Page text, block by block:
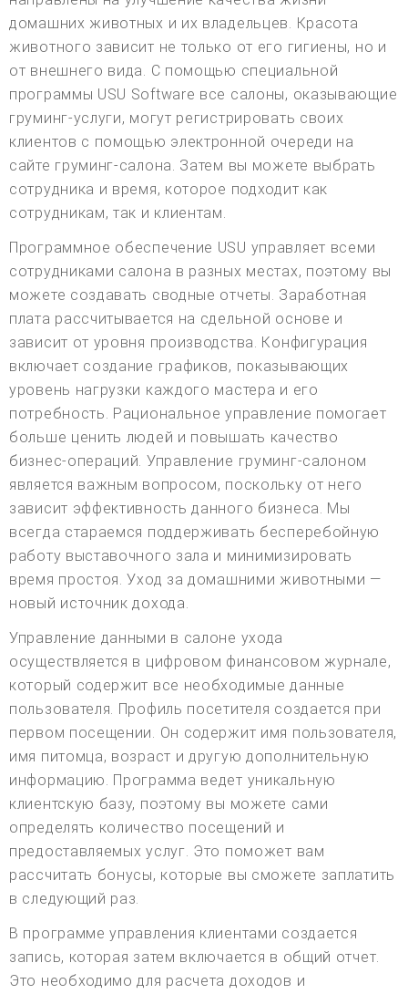
домашних животных и их владельцев. Красота
животного зависит не только от его гигиены, но и
от внешнего вида. С помощью специальной
программы USU Software все салоны, оказывающие
груминг-услуги, могут регистрировать своих
клиентов с помощью электронной очереди на
сайте груминг-салона. Затем вы можете выбрать
сотрудника и время, которое подходит как
сотрудникам, так и клиентам.
Программное обеспечение USU управляет всеми
сотрудниками салона в разных местах, поэтому вы
можете создавать сводные отчеты. Заработная
плата рассчитывается на сдельной основе и
зависит от уровня производства. Конфигурация
включает создание графиков, показывающих
уровень нагрузки каждого мастера и его
потребность. Рациональное управление помогает
больше ценить людей и повышать качество
бизнес-операций. Управление груминг-салоном
является важным вопросом, поскольку от него
зависит эффективность данного бизнеса. Мы
всегда стараемся поддерживать бесперебойную
работу выставочного зала и минимизировать
время простоя. Уход за домашними животными —
новый источник дохода.
Управление данными в салоне ухода
осуществляется в цифровом финансовом журнале,
который содержит все необходимые данные
пользователя. Профиль посетителя создается при
первом посещении. Он содержит имя пользователя,
имя питомца, возраст и другую дополнительную
информацию. Программа ведет уникальную
клиентскую базу, поэтому вы можете сами
определять количество посещений и
предоставляемых услуг. Это поможет вам
рассчитать бонусы, которые вы сможете заплатить
в следующий раз.
В программе управления клиентами создается
запись, которая затем включается в общий отчет.
Это необходимо для расчета доходов и